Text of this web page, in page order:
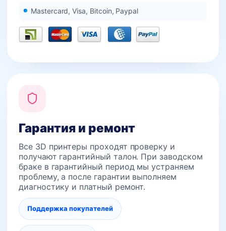
Mastercard, Visa, Bitcoin, Paypal
Гарантия и ремонт
Все 3D принтеры проходят проверку и
получают гарантийный талон. При заводском
браке в гарантийный период мы устраняем
проблему, а после гарантии выполняем
диагностику и платный ремонт.
Поддержка покупателей